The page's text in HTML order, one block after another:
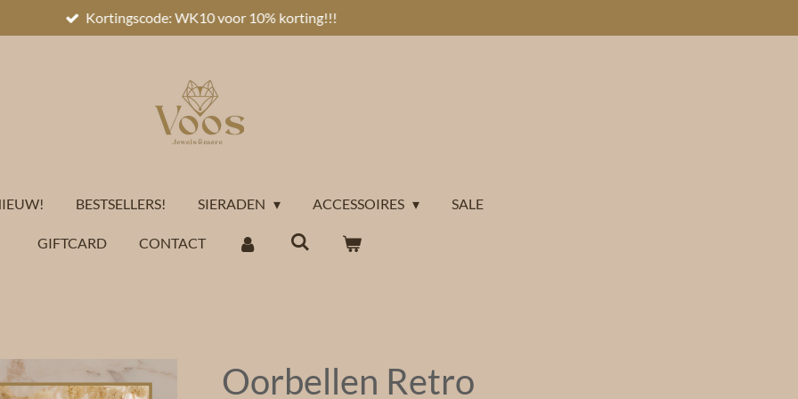
Kortingscode: WK10 voor 10% korting!!!
BESTSELLERS! SIERADEN ACCESSOIRES SALE
GIFTCARD CONTACT
Oorbellen Retro